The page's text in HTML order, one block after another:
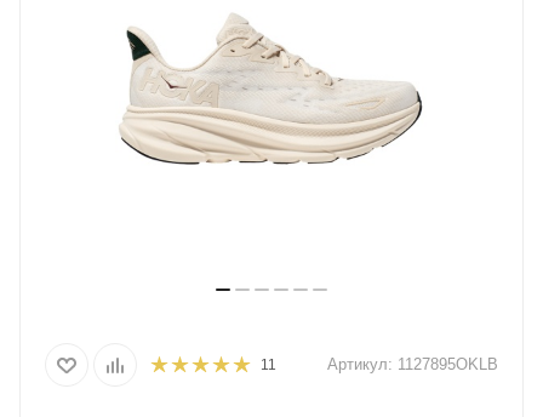
11 Артикул: 1127895OKLB